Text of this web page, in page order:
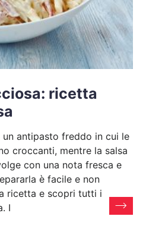
ricetta
un antipasto freddo in cui le
croccanti, mentre la salsa
con una nota fresca e
è facile e non
ricetta e scopri tutti i
I